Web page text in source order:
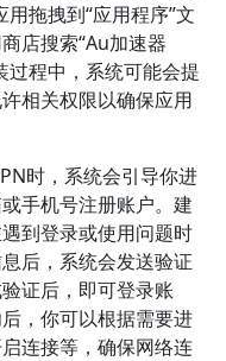
拖拽到“应用程序”文
店搜索“Au加速器
过程中，系统可能会提
相关权限以确保应用
时，系统会引导你进
手机号注册账户。建
到登录或使用问题时
后，系统会发送验证
证后，即可登录账
，你可以根据需要进
连接等，确保网络连